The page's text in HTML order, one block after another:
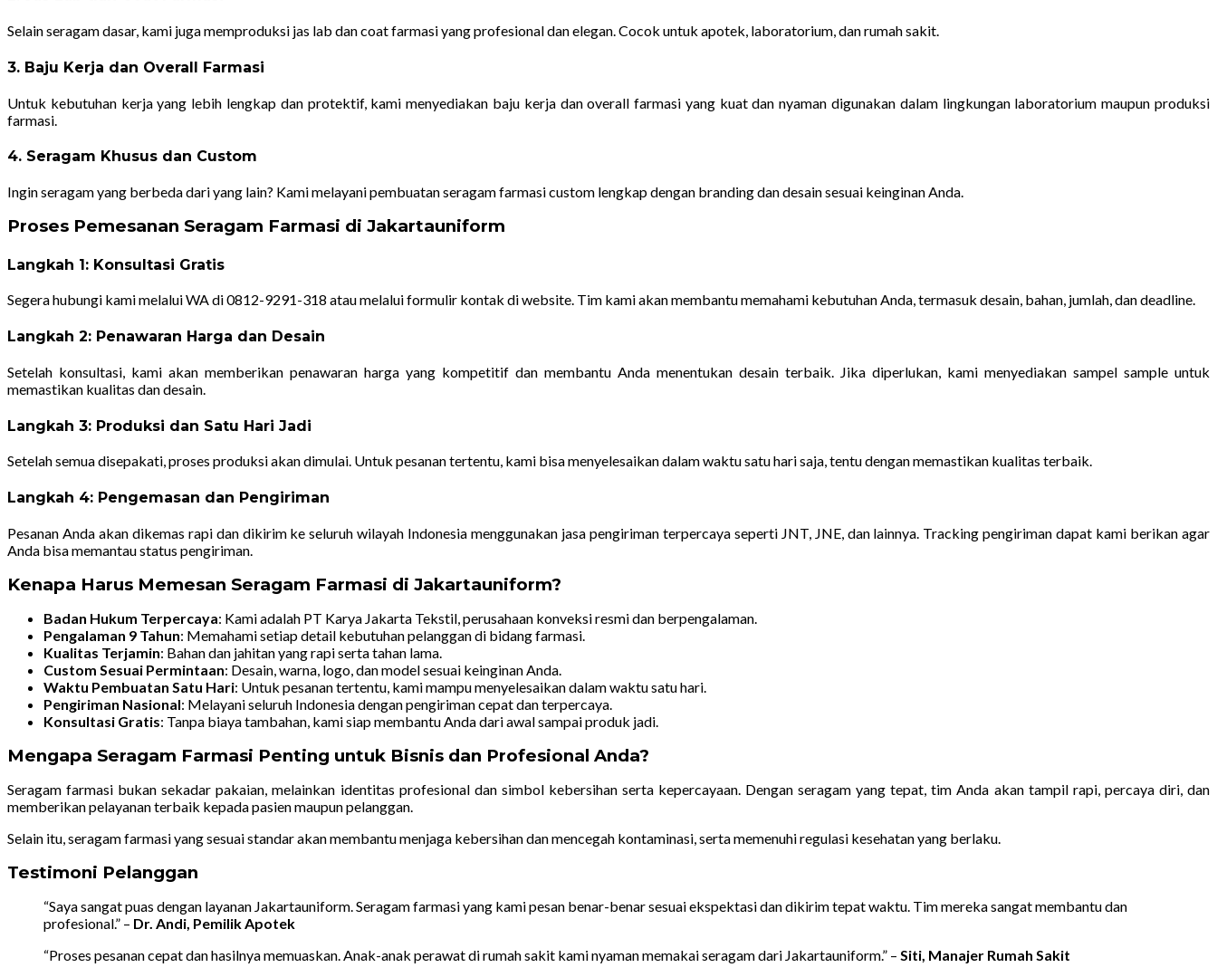
Selain seragam dasar, kami juga memproduksi jas lab dan coat farmasi yang profesional dan elegan. Cocok untuk apotek, laboratorium, dan rumah sakit.
3. Baju Kerja dan Overall Farmasi
Untuk kebutuhan kerja yang lebih lengkap dan protektif, kami menyediakan baju kerja dan overall farmasi yang kuat dan nyaman digunakan dalam lingkungan laboratorium maupun produksi
farmasi.
4. Seragam Khusus dan Custom
Ingin seragam yang berbeda dari yang lain? Kami melayani pembuatan seragam farmasi custom lengkap dengan branding dan desain sesuai keinginan Anda.
Proses Pemesanan Seragam Farmasi di Jakartauniform
Langkah 1: Konsultasi Gratis
Segera hubungi kami melalui WA di 0812-9291-318 atau melalui formulir kontak di website. Tim kami akan membantu memahami kebutuhan Anda, termasuk desain, bahan, jumlah, dan deadline.
Langkah 2: Penawaran Harga dan Desain
Setelah konsultasi, kami akan memberikan penawaran harga yang kompetitif dan membantu Anda menentukan desain terbaik. Jika diperlukan, kami menyediakan sampel sample untuk
memastikan kualitas dan desain.
Langkah 3: Produksi dan Satu Hari Jadi
Setelah semua disepakati, proses produksi akan dimulai. Untuk pesanan tertentu, kami bisa menyelesaikan dalam waktu satu hari saja, tentu dengan memastikan kualitas terbaik.
Langkah 4: Pengemasan dan Pengiriman
Pesanan Anda akan dikemas rapi dan dikirim ke seluruh wilayah Indonesia menggunakan jasa pengiriman terpercaya seperti JNT, JNE, dan lainnya. Tracking pengiriman dapat kami berikan agar
Anda bisa memantau status pengiriman.
Kenapa Harus Memesan Seragam Farmasi di Jakartauniform?
Badan Hukum Terpercaya: Kami adalah PT Karya Jakarta Tekstil, perusahaan konveksi resmi dan berpengalaman.
Pengalaman 9 Tahun: Memahami setiap detail kebutuhan pelanggan di bidang farmasi.
Kualitas Terjamin: Bahan dan jahitan yang rapi serta tahan lama.
Custom Sesuai Permintaan: Desain, warna, logo, dan model sesuai keinginan Anda.
Waktu Pembuatan Satu Hari: Untuk pesanan tertentu, kami mampu menyelesaikan dalam waktu satu hari.
Pengiriman Nasional: Melayani seluruh Indonesia dengan pengiriman cepat dan terpercaya.
Konsultasi Gratis: Tanpa biaya tambahan, kami siap membantu Anda dari awal sampai produk jadi.
Mengapa Seragam Farmasi Penting untuk Bisnis dan Profesional Anda?
Seragam farmasi bukan sekadar pakaian, melainkan identitas profesional dan simbol kebersihan serta kepercayaan. Dengan seragam yang tepat, tim Anda akan tampil rapi, percaya diri, dan
memberikan pelayanan terbaik kepada pasien maupun pelanggan.
Selain itu, seragam farmasi yang sesuai standar akan membantu menjaga kebersihan dan mencegah kontaminasi, serta memenuhi regulasi kesehatan yang berlaku.
Testimoni Pelanggan
“Saya sangat puas dengan layanan Jakartauniform. Seragam farmasi yang kami pesan benar-benar sesuai ekspektasi dan dikirim tepat waktu. Tim mereka sangat membantu dan
profesional.” – Dr. Andi, Pemilik Apotek
“Proses pesanan cepat dan hasilnya memuaskan. Anak-anak perawat di rumah sakit kami nyaman memakai seragam dari Jakartauniform.” – Siti, Manajer Rumah Sakit